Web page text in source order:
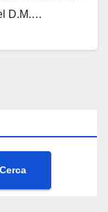
D.M.…
Cerca